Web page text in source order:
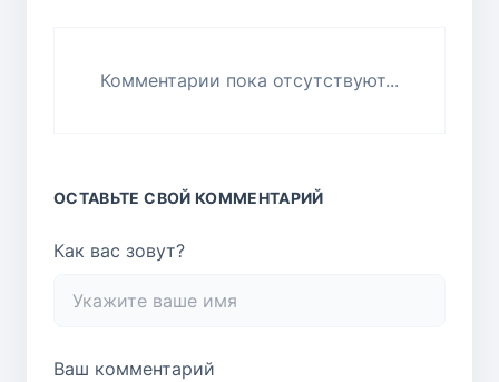
Комментарии пока отсутствуют...
ОСТАВЬТЕ СВОЙ КОММЕНТАРИЙ
Как вас зовут?
Ваш комментарий